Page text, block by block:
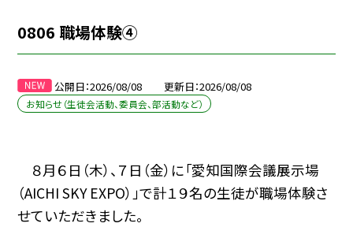
0806 職場体験④
公開日 2026/08/08 更新日 2026/08/08
お知らせ（生徒会活動、委員会、部活動など）
８月６日（木）、７日（金）に「愛知国際会議展示場
（AICHI SKY EXPO）」で計１９名の生徒が職場体験さ
せていただきました。